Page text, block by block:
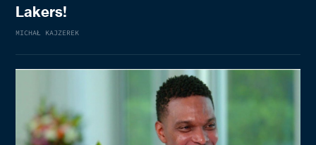
Lakers!
MICHAŁ KAJZEREK